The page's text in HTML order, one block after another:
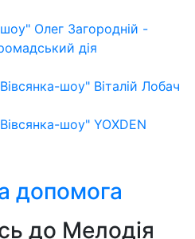
Олег Загородній -
дія
шоу" Віталій Лобач
шоу" YOXDEN
допомога
до Мелодія